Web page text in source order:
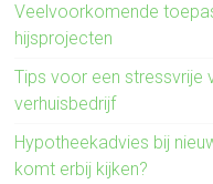
Veelvoorkomende
hijsprojecten
Tips voor een stressvrije
verhuisbedrijf
Hypotheekadvies bij
komt erbij kijken?